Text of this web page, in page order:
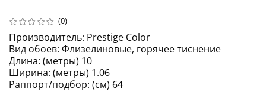
(0)
Производитель: Prestige Color
Вид обоев: Флизелиновые, горячее тиснение
Длина: (метры) 10
Ширина: (метры) 1.06
Раппорт/подбор: (см) 64